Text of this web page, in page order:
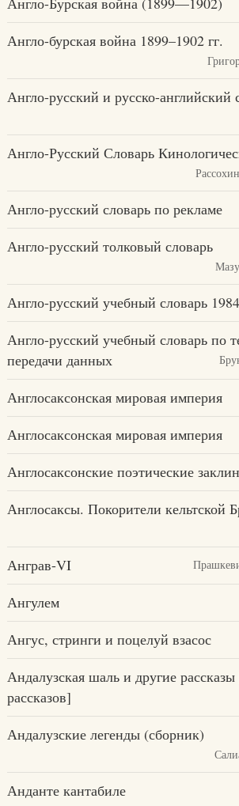
Англо-бурская война 1899–1902 гг.
Англо-русский и русско-английский
Англо-Русский Словарь
Англо-русский словарь по рекламе
Англо-русский толковый словарь
Англо-русский учебный словарь 1984
Англо-русский учебный словарь по
передачи данных
Англосаксонская мировая империя
Англосаксонская мировая империя
Англосаксонские поэтические
Англосаксы. Покорители кельтской
Анграв-VI
Ангулем
Ангус, стринги и поцелуй взасос
Андалузская шаль и другие
рассказов]
Андалузские легенды (сборник)
Анданте кантабиле